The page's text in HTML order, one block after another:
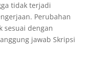
tidak terjadi
Perubahan
sesuai dengan
jawab Skripsi